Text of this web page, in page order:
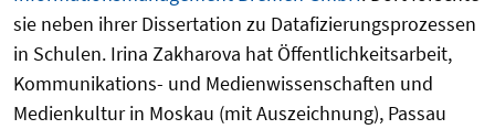
sie neben ihrer Dissertation zu Datafizierungsprozessen
in Schulen. Irina Zakharova hat Öffentlichkeitsarbeit,
Kommunikations- und Medienwissenschaften und
Medienkultur in Moskau (mit Auszeichnung), Passau